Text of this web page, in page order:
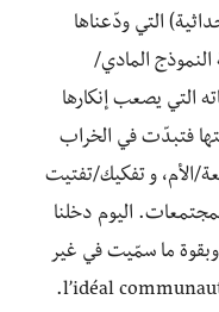
التي ودّعناها
المادي/
التي يصعب إنكارها
فتبدّت في الخراب
الأم، و تفكيك/تفتيت
اليوم دخلنا
ما سمّيت في غير
ما موضع، المثل الأعلى الجمعاني l’idéal communautaire.